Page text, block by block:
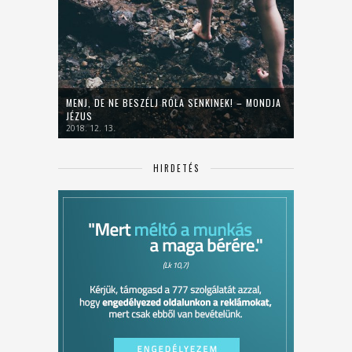
MENJ, DE NE BESZÉLJ RÓLA SENKINEK! – MONDJA
JÉZUS
2018. 12. 13.
HIRDETÉS